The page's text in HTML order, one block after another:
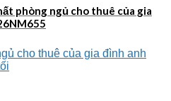
phòng ngủ cho thuê của gia
cho thuê của gia đình anh